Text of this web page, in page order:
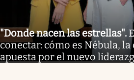
"Donde nacen las estrellas".
conectar: cómo es Nébula,
apuesta por el nuevo